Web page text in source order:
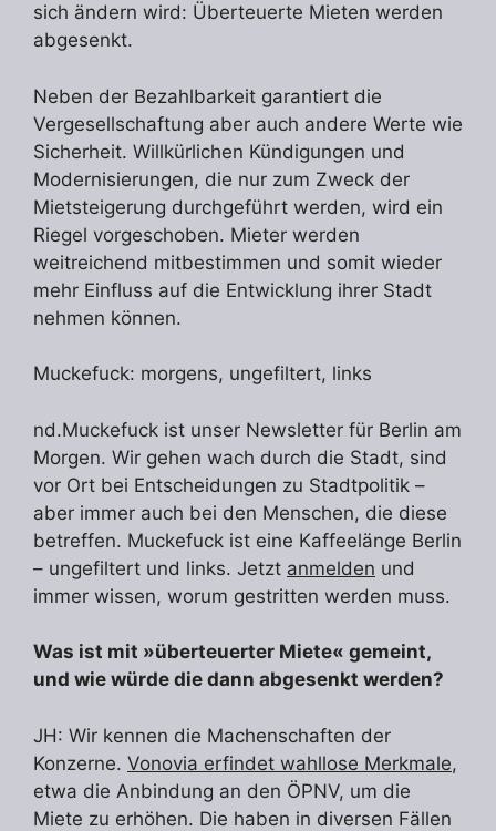
sich ändern wird: Überteuerte Mieten werden
abgesenkt.
Neben der Bezahlbarkeit garantiert die
Vergesellschaftung aber auch andere Werte wie
Sicherheit. Willkürlichen Kündigungen und
Modernisierungen, die nur zum Zweck der
Mietsteigerung durchgeführt werden, wird ein
Riegel vorgeschoben. Mieter werden
weitreichend mitbestimmen und somit wieder
mehr Einfluss auf die Entwicklung ihrer Stadt
nehmen können.
Muckefuck: morgens, ungefiltert, links
nd.Muckefuck ist unser Newsletter für Berlin am
Morgen. Wir gehen wach durch die Stadt, sind
vor Ort bei Entscheidungen zu Stadtpolitik –
aber immer auch bei den Menschen, die diese
betreffen. Muckefuck ist eine Kaffeelänge Berlin
– ungefiltert und links. Jetzt anmelden und
immer wissen, worum gestritten werden muss.
Was ist mit »überteuerter Miete« gemeint,
und wie würde die dann abgesenkt werden?
JH: Wir kennen die Machenschaften der
Konzerne. Vonovia erfindet wahllose Merkmale,
etwa die Anbindung an den ÖPNV, um die
Miete zu erhöhen. Die haben in diversen Fällen